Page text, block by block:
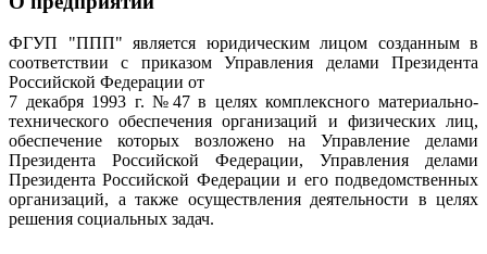
ФГУП "ППП" является юридическим лицом созданным в
соответствии с приказом Управления делами Президента
Российской Федерации от
7 декабря 1993 г. №47 в целях комплексного материально-
технического обеспечения организаций и физических лиц,
обеспечение которых возложено на Управление делами
Президента Российской Федерации, Управления делами
Президента Российской Федерации и его подведомственных
организаций, а также осуществления деятельности в целях
решения социальных задач.